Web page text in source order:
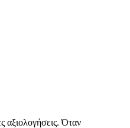
μέσων κοινωνικής
αξιολογήσεις. Όταν